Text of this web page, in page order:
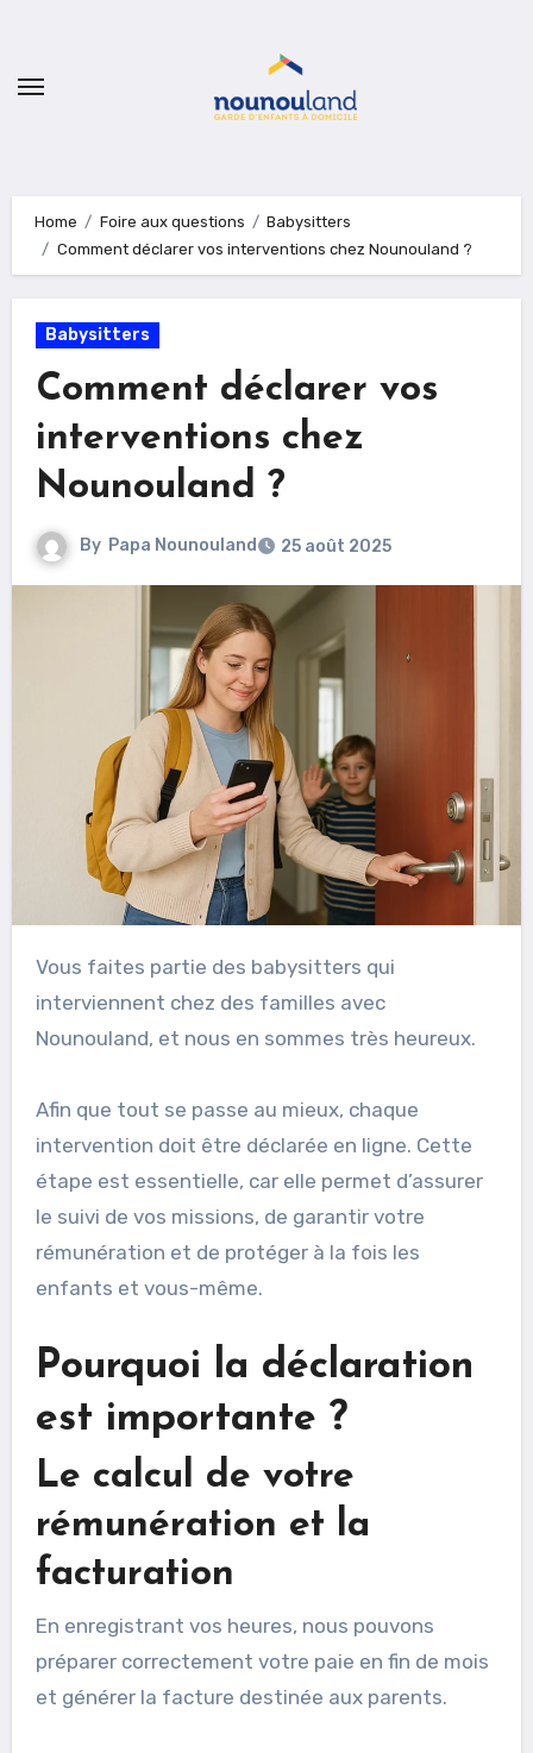
content
Home Foire aux questions
Babysitters
Comment déclarer vos interventions chez Nounouland ?
Babysitters
Comment déclarer vos
interventions chez
Nounouland ?
By Papa Nounouland 25 août 2025
Vous faites partie des babysitters qui
interviennent chez des familles avec
Nounouland, et nous en sommes très heureux.
Afin que tout se passe au mieux, chaque
intervention doit être déclarée en ligne. Cette
étape est essentielle, car elle permet d’assurer
le suivi de vos missions, de garantir votre
rémunération et de protéger à la fois les
enfants et vous-même.
Pourquoi la déclaration
est importante ?
Le calcul de votre
rémunération et la
facturation
En enregistrant vos heures, nous pouvons
préparer correctement votre paie en fin de mois
et générer la facture destinée aux parents.